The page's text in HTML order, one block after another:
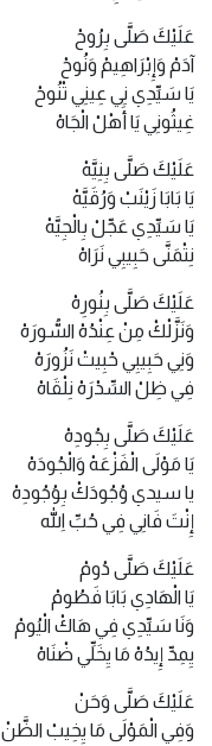
عَلَيْكَ صَلَّى بِرُوحْ
آدَمْ وَإِبْرَاهِيمْ وَنُوحْ
يَا سَيِّدِي نِي عِينِي تْنُوحْ
غِيثُونِي يَا أَهْلْ الْجَاهْ
عَلَيْكَ صَلَّى بِنِيَّهْ
يَا بَابَا زَيْنَبْ وَرُقَيَّهْ
يَا سَيِّدِي عَجِّلْ بِالْجِيَّهْ
نِتْمَنَّى حَبِيبِي نَرَاهْ
عَلَيْكَ صَلَّى بِنُورِهْ
وَنَزَّلْكْ مِنْ عِنْدُهْ السُّورَهْ
وَنِي حَبِيبِي حْبِيتْ نَزُورَهْ
فِي ظِلْ السِّدْرَهْ نِلْقَاهْ
عَلَيْكَ صَلَّى بِجُودِهْ
يَا مَوْلَى الْفَزْعَهْ وَالْجُودَهْ
يا سيدي وُجُودَكْ بِوُجُودِهْ
إِنْتَ فَانِي فِي حُبِّ اللهِ
عَلَيْكَ صَلَّى دُومْ
يَا الْهَادِي بَابَا فَطُومْ
وَنَا سَيِّدِي فِي هَاكْ الْيُومْ
يِمِدِّ إِيدُهْ مَا يِخَلِّي ضْنَاهْ
عَلَيْكَ صَلَّى وَحَنْ
وَفِي الْمَوْلَى مَا يِخِيبْ الظَّنْ